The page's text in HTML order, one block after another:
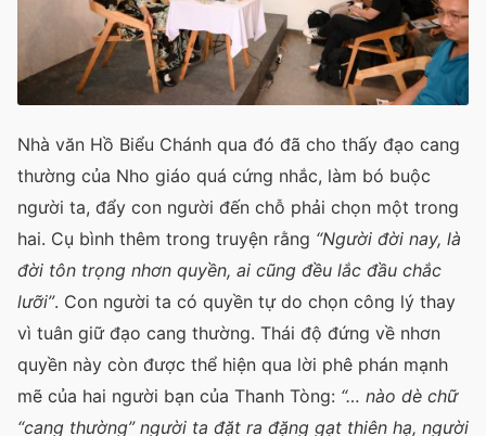
Nhà văn Hồ Biểu Chánh qua đó đã cho thấy đạo cang
thường của Nho giáo quá cứng nhắc, làm bó buộc
người ta, đẩy con người đến chỗ phải chọn một trong
hai. Cụ bình thêm trong truyện rằng “Người đời nay, là
đời tôn trọng nhơn quyền, ai cũng đều lắc đầu chắc
lưỡi”. Con người ta có quyền tự do chọn công lý thay
vì tuân giữ đạo cang thường. Thái độ đứng về nhơn
quyền này còn được thể hiện qua lời phê phán mạnh
mẽ của hai người bạn của Thanh Tòng: “… nào dè chữ
“cang thường” người ta đặt ra đặng gạt thiên hạ, người